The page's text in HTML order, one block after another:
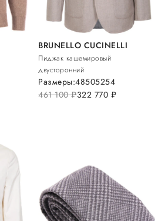
BRUNELLO CUCINELLI
Пиджак кашемировый
двусторонний
461 100руб.322 770 руб.
Размеры:48505254